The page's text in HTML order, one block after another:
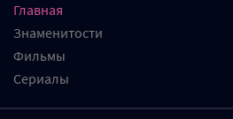
Главная
Знаменитости
Фильмы
Сериалы